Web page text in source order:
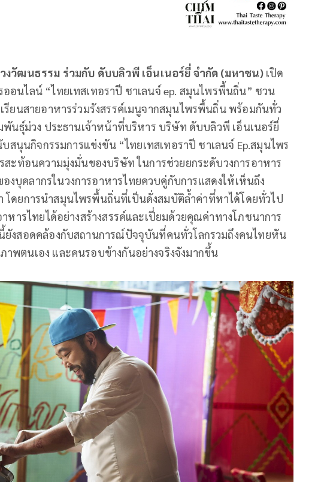
งวัฒนธรรม ร่วมกับ ดับบลิวพี เอ็นเนอร์ยี่ จำกัด (มหาชน)เปิด
อนไลน์ “ไทยเทสเทอราปี ชาเลนจ์ ep. สมุนไพรพื้นถิ่น” ชวน
ยนสายอาหารร่วมรังสรรค์เมนูจากสมุนไพรพื้นถิ่น พร้อมกันทั่ว
นธุ์ม่วง ประธานเจ้าหน้าที่บริหาร บริษัท ดับบลิวพี เอ็นเนอร์ยี่
สนุนกิจกรรมการแข่งขัน “ไทยเทสเทอราปี ชาเลนจ์ Ep.สมุนไพร
ะท้อนความมุ่งมั่นของบริษัท ในการช่วยยกระดับวงการอาหาร
บุคลากรในวงการอาหารไทยควบคู่กับการแสดงให้เห็นถึง
ดยการนำสมุนไพรพื้นถิ่นที่เป็นดั่งสมบัติล้ำค่าที่หาได้โดยทั่วไป
หารไทยได้อย่างสร้างสรรค์และเปี่ยมด้วยคุณค่าทางโภชนาการ
ยังสอดคล้องกับสถานการณ์ปัจจุบันที่คนทั่วโลกรวมถึงคนไทยหัน
พตนเอง และคนรอบข้างกันอย่างจริงจังมากขึ้น